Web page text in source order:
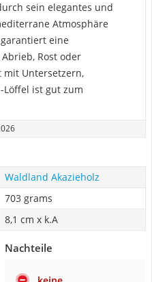
sein elegantes und
Atmosphäre
eine
Rost oder
mit Untersetzern,
ist gut zum
Waldland Akazieholz
703 grams
8,1 cm x k.A
Nachteile